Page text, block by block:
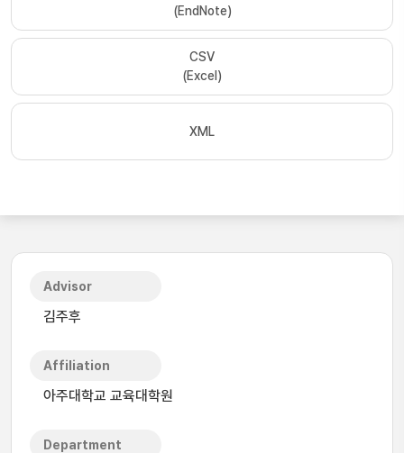
(EndNote)
CSV
(Excel)
XML
Advisor
김주후
Affiliation
아주대학교 교육대학원
Department